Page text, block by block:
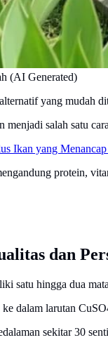
(AI Generated)
yang mudah
menjadi salah satu
Ikan yang
protein,
dan
satu hingga dua
dalam larutan
sekitar 30